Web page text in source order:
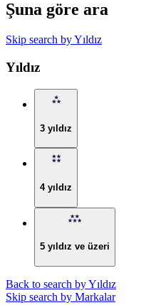
Şuna göre ara
Skip search by Yıldız
Yıldız
3 yıldız
4 yıldız
5 yıldız ve üzeri
Back to search by Yıldız
Skip search by Markalar